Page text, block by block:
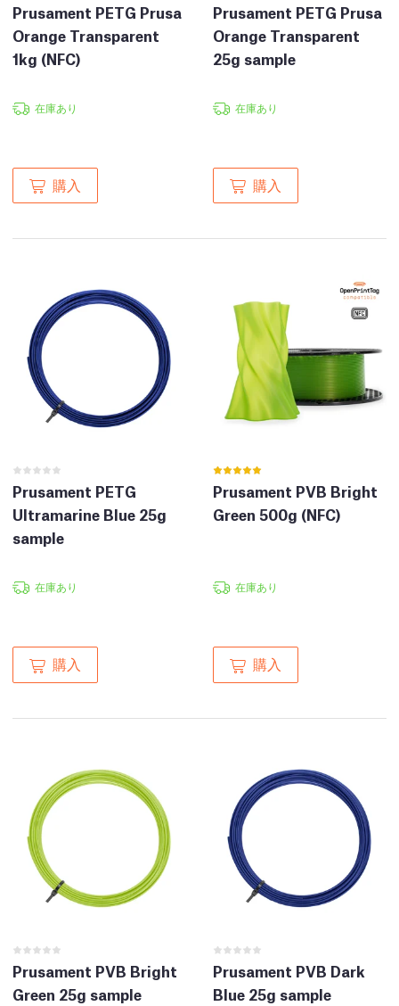
Prusament PETG Prusa
Orange Transparent
1kg (NFC)
在庫あり
購入
Prusament PETG Prusa
Orange Transparent
25g sample
在庫あり
購入
Prusament PETG
Ultramarine Blue 25g
sample
在庫あり
購入
Prusament PVB Bright
Green 500g (NFC)
在庫あり
購入
Prusament PVB Bright
Green 25g sample
Prusament PVB Dark
Blue 25g sample